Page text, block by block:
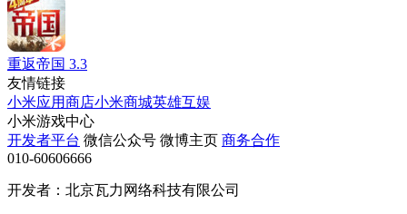
重返帝国 3.3
友情链接
小米应用商店小米商城英雄互娱
小米游戏中心
开发者平台 微信公众号 微博主页 商务合作
010-60606666
开发者：北京瓦力网络科技有限公司